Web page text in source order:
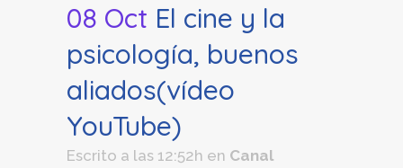
08 Oct El cine y la
psicología, buenos
aliados(vídeo
YouTube)
Escrito a las 12:52h en Canal